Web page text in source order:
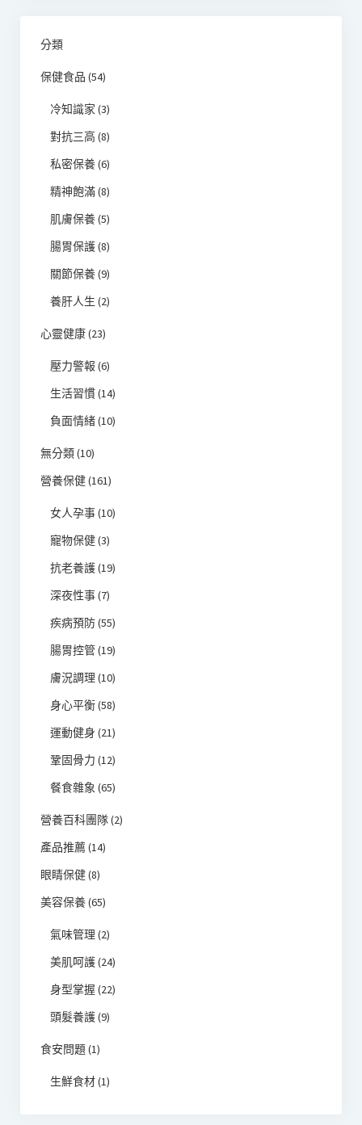
分類
保健食品 (54)
冷知識家 (3)
對抗三高(8)
私密保養(6)
精神飽滿(8)
肌膚保養(5)
腸胃保護(8)
關節保養(9)
養肝人生 (2)
心靈健康(23)
壓力警報 (6)
生活習慣(14)
負面情緒(10)
無分類(10)
營養保健(161)
女人孕事(10)
寵物保健(3)
抗老養護(19)
深夜性事(7)
疾病預防(55)
腸胃控管(19)
膚況調理 (10)
身心平衡(58)
運動健身 (21)
鞏固骨力 (12)
餐食雜象 (65)
營養百科團隊(2)
產品推薦(14)
眼睛保健(8)
美容保養(65)
氣味管理 (2)
美肌呵護(24)
身型掌握 (22)
頭髮養護(9)
食安問題(1)
生鮮食材(1)